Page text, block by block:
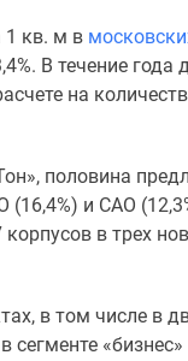
1 кв. м в
В течение
на
половина
(16,4%) и САО
в трех
в том числе в